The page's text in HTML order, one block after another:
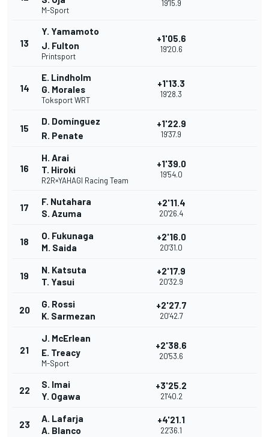
M-Sport
19'15.9
13
Y. Yamamoto
J. Fulton
Printsport
+1'05.6
19'20.6
14
E. Lindholm
G. Morales
Toksport WRT
+1'13.3
19'28.3
15
D. Domínguez
R. Penate
+1'22.9
19'37.9
16
H. Arai
T. Hiroki
R2R×YAHAGI Racing Team
+1'39.0
19'54.0
17
F. Nutahara
S. Azuma
+2'11.4
20'26.4
18
O. Fukunaga
M. Saida
+2'16.0
20'31.0
19
N. Katsuta
T. Yasui
+2'17.9
20'32.9
20
G. Rossi
K. Sarmezan
+2'27.7
20'42.7
21
J. McErlean
E. Treacy
M-Sport
+2'38.6
20'53.6
22
S. Imai
Y. Ogawa
+3'25.2
21'40.2
23
A. Lafarja
A. Blanco
+4'21.1
22'36.1